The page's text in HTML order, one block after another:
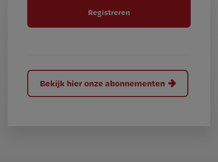
l
Bekijk hier onze abonnementen